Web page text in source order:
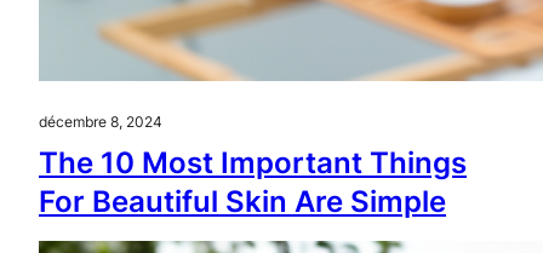
décembre 8, 2024
The 10 Most Important Things
For Beautiful Skin Are Simple